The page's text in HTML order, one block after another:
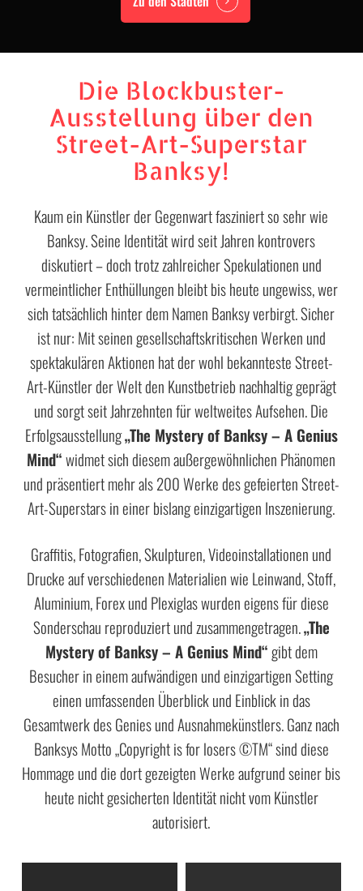
Die Blockbuster-
Ausstellung über den
Street-Art-Superstar
Banksy!
Kaum ein Künstler der Gegenwart fasziniert so sehr wie
Banksy. Seine Identität wird seit Jahren kontrovers
diskutiert – doch trotz zahlreicher Spekulationen und
vermeintlicher Enthüllungen bleibt bis heute ungewiss, wer
sich tatsächlich hinter dem Namen Banksy verbirgt. Sicher
ist nur: Mit seinen gesellschaftskritischen Werken und
spektakulären Aktionen hat der wohl bekannteste Street-
Art-Künstler der Welt den Kunstbetrieb nachhaltig geprägt
und sorgt seit Jahrzehnten für weltweites Aufsehen. Die
Erfolgsausstellung„The Mystery of Banksy – A Genius
Mind“widmet sich diesem außergewöhnlichen Phänomen
und präsentiert mehr als 200 Werke des gefeierten Street-
Art-Superstars in einer bislang einzigartigen Inszenierung.
Graffitis, Fotografien, Skulpturen, Videoinstallationen und
Drucke auf verschiedenen Materialien wie Leinwand, Stoff,
Aluminium, Forex und Plexiglas wurden eigens für diese
Sonderschau reproduziert und zusammengetragen.„The
Mystery of Banksy – A Genius Mind“gibt dem
Besucher in einem aufwändigen und einzigartigen Setting
einen umfassenden Überblick und Einblick in das
Gesamtwerk des Genies und Ausnahmekünstlers. Ganz nach
Banksys Motto „Copyright is for losers ©TM“ sind diese
Hommage und die dort gezeigten Werke aufgrund seiner bis
heute nicht gesicherten Identität nicht vom Künstler
autorisiert.